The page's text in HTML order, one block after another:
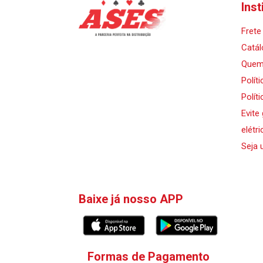
Evite
Seja
Baixe já nosso APP
Formas de Pagamento